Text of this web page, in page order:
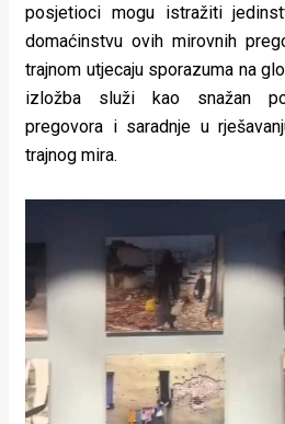
posjetioci mogu istražiti
domaćinstvu ovih mirovnih
trajnom utjecaju sporazuma na
izložba služi kao snažan
pregovora i saradnje u
trajnog mira.